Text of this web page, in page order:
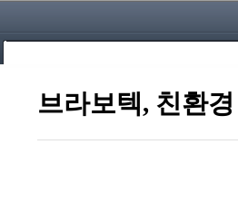
브라보텍, 친환